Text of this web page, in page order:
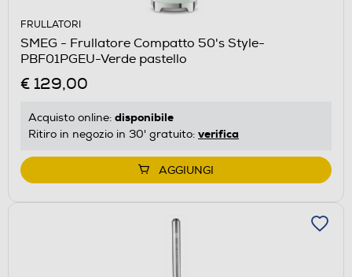
FRULLATORI
SMEG - Frullatore Compatto 50's Style-
PBF01PGEU-Verde pastello
€ 129,00
Acquisto online: disponibile
Ritiro in negozio in 30' gratuito: verifica
AGGIUNGI